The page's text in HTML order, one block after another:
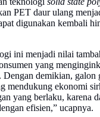
PET daur ulang
digunakan kembali
ini menjadi nilai
yang
Dengan demikian, galon
mendukung ekonomi
yang berlaku, karena
efisien,” ucapnya.